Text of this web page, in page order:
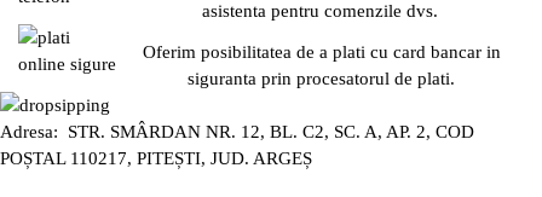
asistenta pentru comenzile dvs.
Oferim posibilitatea de a plati cu card bancar in
siguranta prin procesatorul de plati.
Adresa: STR. SMÂRDAN NR. 12, BL. C2, SC. A, AP. 2, COD
POȘTAL 110217, PITEȘTI, JUD. ARGEȘ